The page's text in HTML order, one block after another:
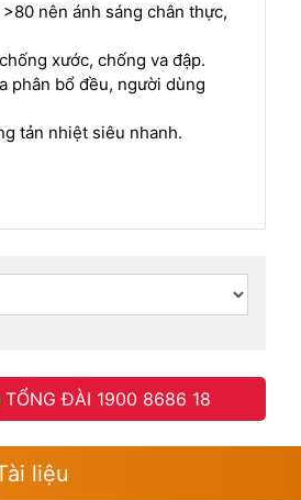
nên ánh sáng chân thực,
xước, chống va đập.
phân bổ đều, người dùng
tản nhiệt siêu nhanh.
TỔNG ĐÀI 1900 8686 18
liệu